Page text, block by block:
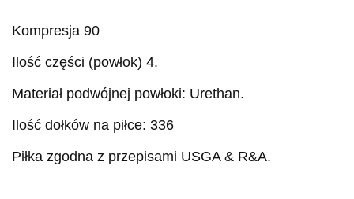
Kompresja 90
Ilość części (powłok) 4.
Materiał podwójnej powłoki: Urethan.
Ilość dołków na piłce: 336
Piłka zgodna z przepisami USGA & R&A.